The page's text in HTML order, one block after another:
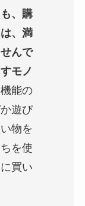
、購
、満
んで
モノ
能の
遊び
物を
を使
買い